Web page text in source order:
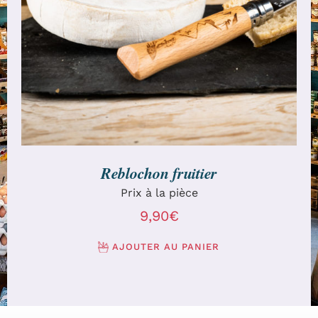
AJOUTER AU PANIER DÉTAILS
Reblochon fruitier
Prix à la pièce
9,90€
AJOUTER AU PANIER